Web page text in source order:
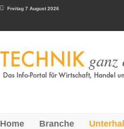
Freitag 7 August 2026
Home Branche